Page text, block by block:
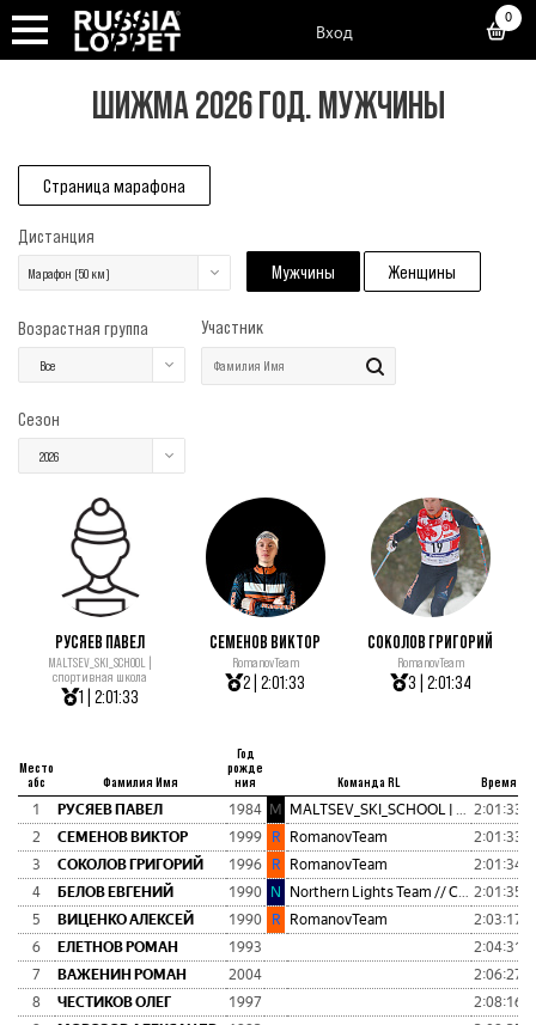
Вход
0
ШИЖМА 2026 ГОД. МУЖЧИНЫ
Страница марафона
Дистанция
Марафон (50 км) Мужчины Женщины
Возрастная группа
Все
Участник
Сезон
2026
РУСЯЕВ ПАВЕЛ
MALTSEV_SKI_SCHOOL |
спортивная школа
1 | 2:01:33
СЕМЕНОВ ВИКТОР
RomanovTeam
2 | 2:01:33
СОКОЛОВ ГРИГОРИЙ
RomanovTeam
3 | 2:01:34
Место
абс
Фамилия Имя
Год
рожде
ния
Команда RL Время
1 РУСЯЕВ ПАВЕЛ 1984 M MALTSEV_SKI_SCHOOL | спортивная школа 2:01:33
2
СЕМЕНОВ ВИКТОР 1999 R RomanovTeam 2:01:33
3
СОКОЛОВ ГРИГОРИЙ 1996 R RomanovTeam 2:01:34
4
БЕЛОВ ЕВГЕНИЙ 1990 N Northern Lights Team // Сияние Севера 2:01:35
5
ВИЦЕНКО АЛЕКСЕЙ 1990 R RomanovTeam 2:03:17
6
ЕЛЕТНОВ РОМАН 1993 2:04:31
7
ВАЖЕНИН РОМАН 2004 2:06:27
8
ЧЕСТИКОВ ОЛЕГ 1997 2:08:16